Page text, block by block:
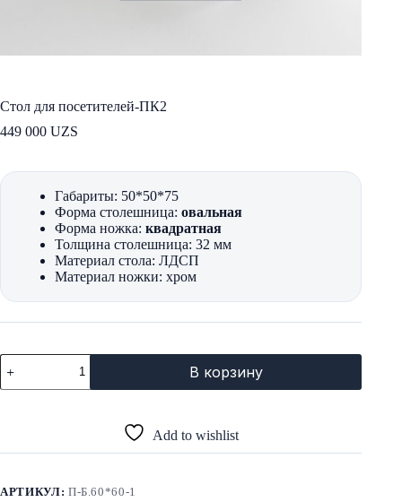
Стол для посетителей-ПК2
449 000 UZS
Габариты: 50*50*75
Форма столешница: овальная
Форма ножка: квадратная
Толщина столешница: 32 мм
Материал стола: ЛДСП
Материал ножки: хром
Количество
товара
Стол
В корзину
Add to wishlist
АРТИКУЛ: П-Б.60*60-1